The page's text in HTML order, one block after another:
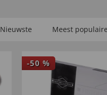
Nieuwste Meest populaire
-50 %